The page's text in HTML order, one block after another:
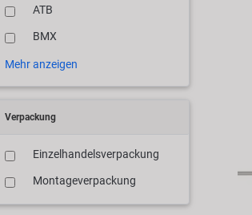
ATB
BMX
Mehr anzeigen
Verpackung
Einzelhandelsverpackung
Montageverpackung